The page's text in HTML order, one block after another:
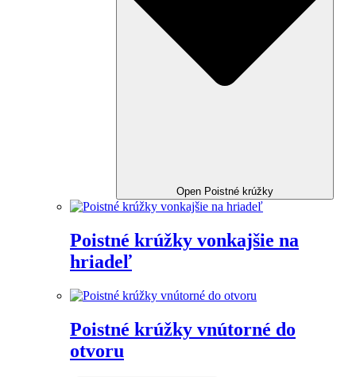
Open Poistné krúžky
Poistné krúžky vonkajšie na
hriadeľ
Poistné krúžky vnútorné do
otvoru